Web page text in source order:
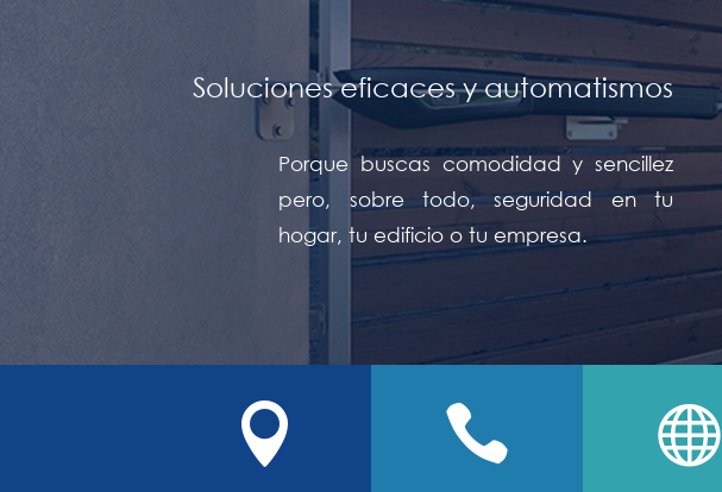
Soluciones eficaces y automatismos
Porque buscas comodidad y sencillez
pero, sobre todo, seguridad en tu
hogar, tu edificio o tu empresa.
  